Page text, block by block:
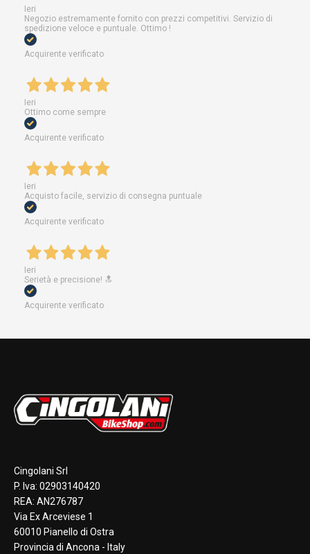
Ieri
Negozio estremamente fornito con prezzi competitivi. Servizio di
spedizione veloce e puntuale. Ottimo !
Acquirente verificato
Ieri
Ottimo come sempre
Acquirente verificato
Ieri
Acquisto facile, servizio di consegna puntuale
Acquirente verificato
Ieri
Serietà e precisione! 🔝
Acquirente verificato
Cingolani Srl
P. Iva: 02903140420
REA: AN276787
Via Ex Arceviese 1
60010 Pianello di Ostra
Provincia di Ancona - Italy